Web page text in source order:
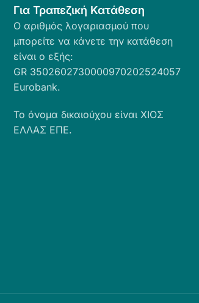
Για Τραπεζική Κατάθεση
Ο αριθμός λογαριασμού που
μπορείτε να κάνετε την κατάθεση
είναι ο εξής:
GR 3502602730000970202524057
Eurobank.
Το όνομα δικαιούχου είναι ΧΙΟΣ
ΕΛΛΑΣ ΕΠΕ.